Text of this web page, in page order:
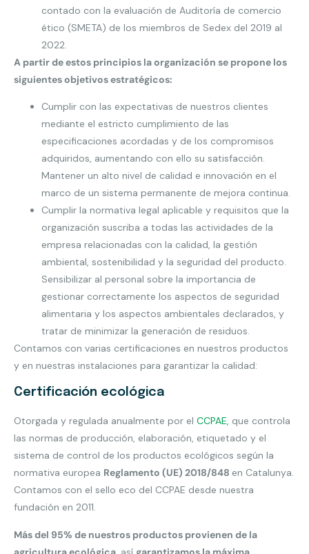
contado con la evaluación de Auditoría de comercio
ético (SMETA) de los miembros de Sedex del 2019 al
2022.
A partir de estos principios la organización se propone los
siguientes objetivos estratégicos:
Cumplir con las expectativas de nuestros clientes
mediante el estricto cumplimiento de las
especificaciones acordadas y de los compromisos
adquiridos, aumentando con ello su satisfacción.
Mantener un alto nivel de calidad e innovación en el
marco de un sistema permanente de mejora continua.
Cumplir la normativa legal aplicable y requisitos que la
organización suscriba a todas las actividades de la
empresa relacionadas con la calidad, la gestión
ambiental, sostenibilidad y la seguridad del producto.
Sensibilizar al personal sobre la importancia de
gestionar correctamente los aspectos de seguridad
alimentaria y los aspectos ambientales declarados, y
tratar de minimizar la generación de residuos.
Contamos con varias certificaciones en nuestros productos
y en nuestras instalaciones para garantizar la calidad:
Certificación ecológica
Otorgada y regulada anualmente por el CCPAE, que controla
las normas de producción, elaboración, etiquetado y el
sistema de control de los productos ecológicos según la
normativa europea Reglamento (UE) 2018/848 en Catalunya.
Contamos con el sello eco del CCPAE desde nuestra
fundación en 2011.
Más del 95% de nuestros productos provienen de la